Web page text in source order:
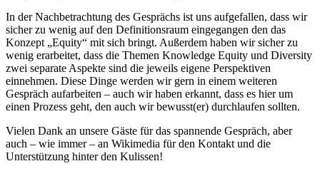
In der Nachbetrachtung des Gesprächs ist uns aufgefallen, dass wir
sicher zu wenig auf den Definitionsraum eingegangen den das
Konzept „Equity“ mit sich bringt. Außerdem haben wir sicher zu
wenig erarbeitet, dass die Themen Knowledge Equity und Diversity
zwei separate Aspekte sind die jeweils eigene Perspektiven
einnehmen. Diese Dinge werden wir gern in einem weiteren
Gespräch aufarbeiten – auch wir haben erkannt, dass es hier um
einen Prozess geht, den auch wir bewusst(er) durchlaufen sollten.
Vielen Dank an unsere Gäste für das spannende Gespräch, aber
auch – wie immer – an Wikimedia für den Kontakt und die
Unterstützung hinter den Kulissen!